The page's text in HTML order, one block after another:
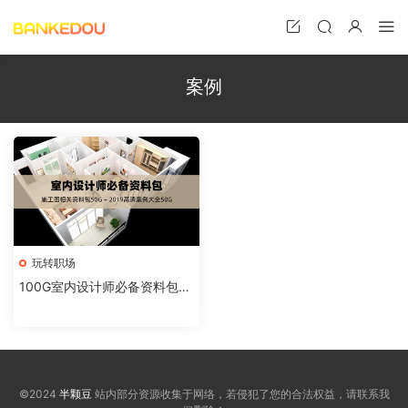
案例
玩转职场
100G室内设计师必备资料包：
©2024 半颗豆站内部分资源收集于网络，若侵犯了您的合法权益，请联系我